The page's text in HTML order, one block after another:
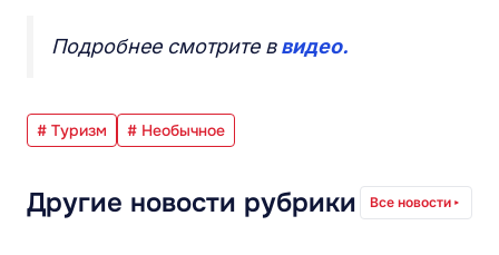
Подробнее смотрите ввидео.
# Туризм # Необычное
Другие новости рубрики Все новости